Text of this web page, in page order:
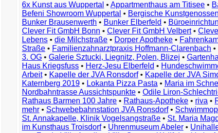
6x Kunst aus Wuppertal • Appartmenthaus am Titisee •
Befeni Showroom Wuppertal • Bergische
Bunker Brausenwerth • Bunker Elberfeld •
Clever Fit GmbH Bonn • Clever Fit GmbH Velbert•
Lebens • die Milchstraße • Dorper Apotheke •
Straße • Familienzahnarztpraxis Hoffmann-Clarenbach •
3. OG • Galerie Sztucki, Liegnitz, Polen, Blizej •
Haus Kriegsfuss • Herz-Jesu Elberfeld •
Arbeit• Kapelle der JVA Ronsdorf• Kapelle der JVA
Katernberg 2019 • Lokanta Pizza Pasta • Maria im
Nordbahntrasse Aussichtspunkte • Odile Liron-
Rathaus Barmen 100 Jahre • Rathaus-Apotheke • riva •
mehr • Schwebebahnstation JVA Ronsdorf•
St. Annakapelle, Klinik Vogelsangstraße • St. Maria
im Kunsthaus Troisdorf• Uhrenmuseum Abeler •